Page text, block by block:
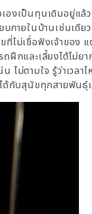
งเป็นทุนเดิมอยู่แล้
ภายในบ้านเช่นเ
ไม่เชื่อฟังเจ้าของ
และเลี้ยงได้ไม่ยา
ตามใจ รู้ว่าเวลาไ
กับสุนัขทุกสายพันธุ์